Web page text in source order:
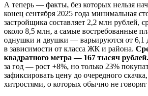
А теперь — факты, без которых нельзя
конец сентября 2025 года минимальная
застройщика составляет 2,2 млн рублей,
около 8,5 млн, а самые востребованные
однушки и двушки — варьируются от 6,1
в зависимости от класса ЖК и района.
квадратного метра — 167 тысяч рублей.
за год — рост +8%, но только 23%
зафиксировать цену до очередного
хитростями, о которых обычно не